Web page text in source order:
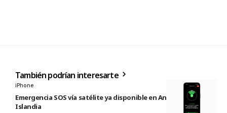
También podrían interesarte
iPhone
Emergencia SOS vía satélite ya disponible en Andorra e
Islandia